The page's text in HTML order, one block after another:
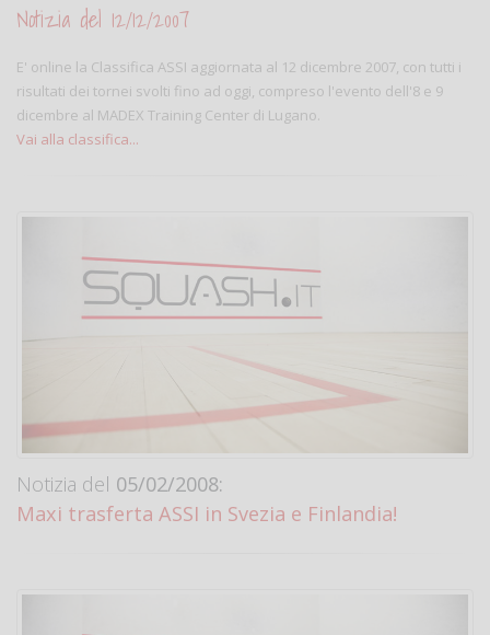
Notizia del 12/12/2007
E' online la Classifica ASSI aggiornata al 12 dicembre 2007, con tutti i
risultati dei tornei svolti fino ad oggi, compreso l'evento dell'8 e 9
dicembre al MADEX Training Center di Lugano.
Vai alla classifica...
Notizia del 05/02/2008:
Maxi trasferta ASSI in Svezia e Finlandia!